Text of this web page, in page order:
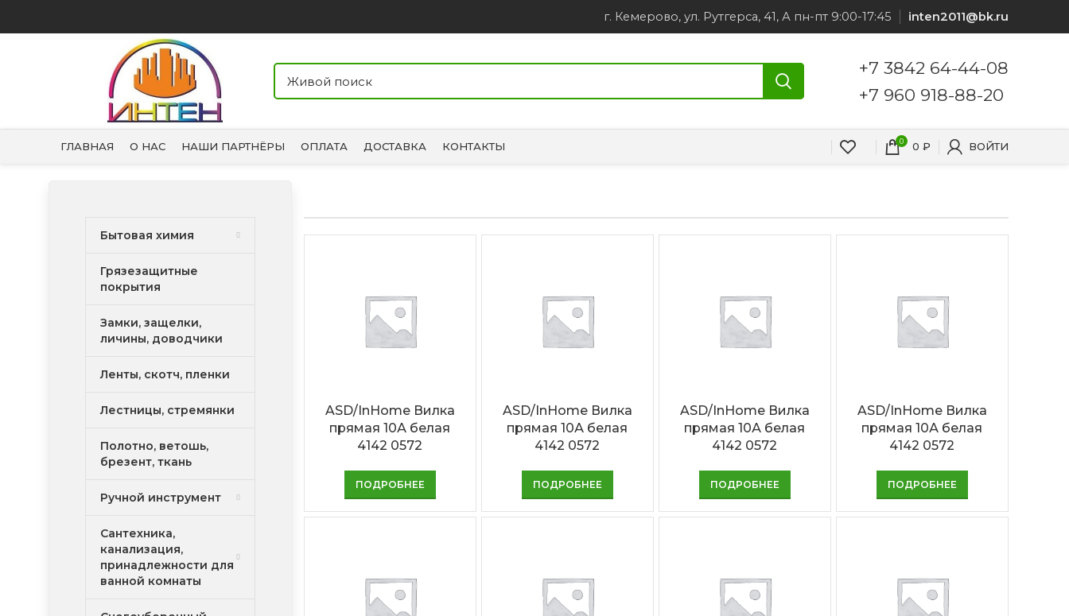
г. Кемерово, ул. Рутгерса, 41, А пн-пт 9:00-17:45 inten2011@bk.ru
+7 3842 64-44-08
+7 960 918-88-20
ГЛАВНАЯ О НАС НАШИ ПАРТНЁРЫ ОПЛАТА ДОСТАВКА КОНТАКТЫ 0 0 ₽ ВОЙТИ
ASD/InHome Вилка
прямая 10А белая
4142 0572
ПОДРОБНЕЕ
ASD/InHome Вилка
прямая 10А белая
4142 0572
ПОДРОБНЕЕ
ASD/InHome Вилка
прямая 10А белая
4142 0572
ПОДРОБНЕЕ
ASD/InHome Вилка
прямая 10А белая
4142 0572
ПОДРОБНЕЕ
Бытовая химия
Грязезащитные
покрытия
Замки, защелки,
личины, доводчики
Ленты, скотч, пленки
Лестницы, стремянки
Полотно, ветошь,
брезент, ткань
Ручной инструмент
Сантехника,
канализация,
принадлежности для
ванной комнаты